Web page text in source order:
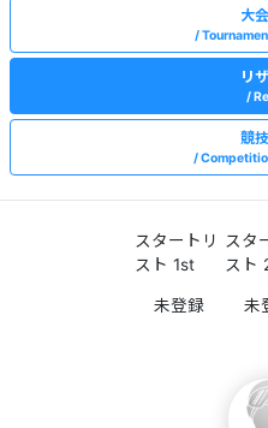
大
リ
競
スタートリ
スト 1st
スタ
スト